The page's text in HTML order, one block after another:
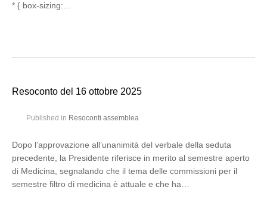
* { box-sizing:…
Resoconto del 16 ottobre 2025
Published in Resoconti assemblea
Dopo l’approvazione all’unanimità del verbale della seduta
precedente, la Presidente riferisce in merito al semestre aperto
di Medicina, segnalando che il tema delle commissioni per il
semestre filtro di medicina è attuale e che ha…